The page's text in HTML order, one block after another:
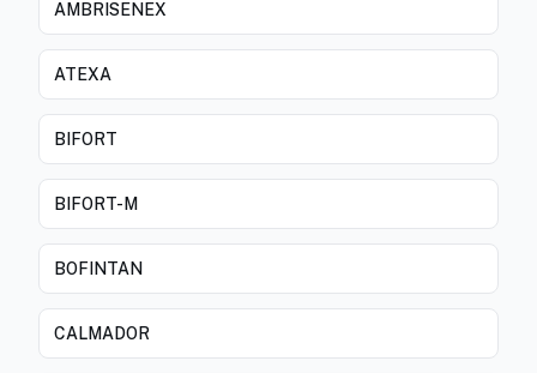
AMBRISENEX
ATEXA
BIFORT
BIFORT-M
BOFINTAN
CALMADOR